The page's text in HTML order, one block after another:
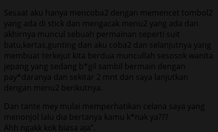
Sesaat aku hanya mencoba2 dengan memencet tombol2
yang ada di stick dan mengacak menu2 yang ada dan
akhirnya muncul sebuah permainan seperti suit
batu,kertas,gunting dan aku coba2 dan selanjutnya yang
membuat terkejut kita berdua muncullah sesosok wanita
jepang yang sedang b*gil sambil bermain dengan
pay*daranya dan sekitar 2 mnt dan saya lanjutkan
dengan menu2 berikutnya.
Dan tante mey mulai memperhatikan celana saya yang
menonjol lalu dia bertanya kamu k*nak ya???
Ahh ngakk kok biasa aja”.